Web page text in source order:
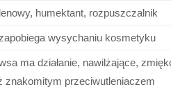
humektant, rozpuszczalnik
wysychaniu kosmetyku
ma działanie, nawilżające,
znakomitym przeciwutleniaczem